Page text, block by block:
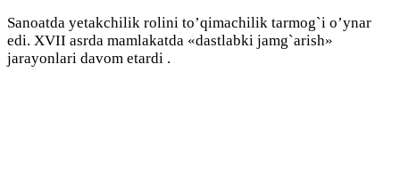
Sanoatda yetakchilik rolini to’qimachilik tarmog`i o’ynar
edi. XVII asrda mamlakatda «dastlabki jamg`arish»
jarayonlari davom etardi .